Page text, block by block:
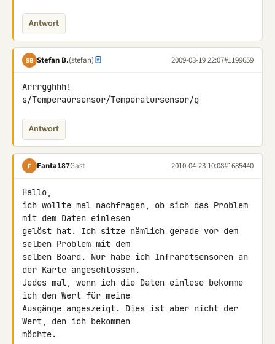
Antwort
SB Stefan B.(stefan) 2009-03-19 22:07#1199659
Arrrgghhh!
s/Temperaursensor/Temperatursensor/g
Antwort
F Fanta187Gast 2010-04-23 10:08#1685440
Hallo,
ich wollte mal nachfragen, ob sich das Problem
mit dem Daten einlesen
gelöst hat. Ich sitze nämlich gerade vor dem
selben Problem mit dem
selben Board. Nur habe ich Infrarotsensoren an
der Karte angeschlossen.
Jedes mal, wenn ich die Daten einlese bekomme
ich den Wert für meine
Ausgänge angeszeigt. Dies ist aber nicht der
Wert, den ich bekommen
möchte.